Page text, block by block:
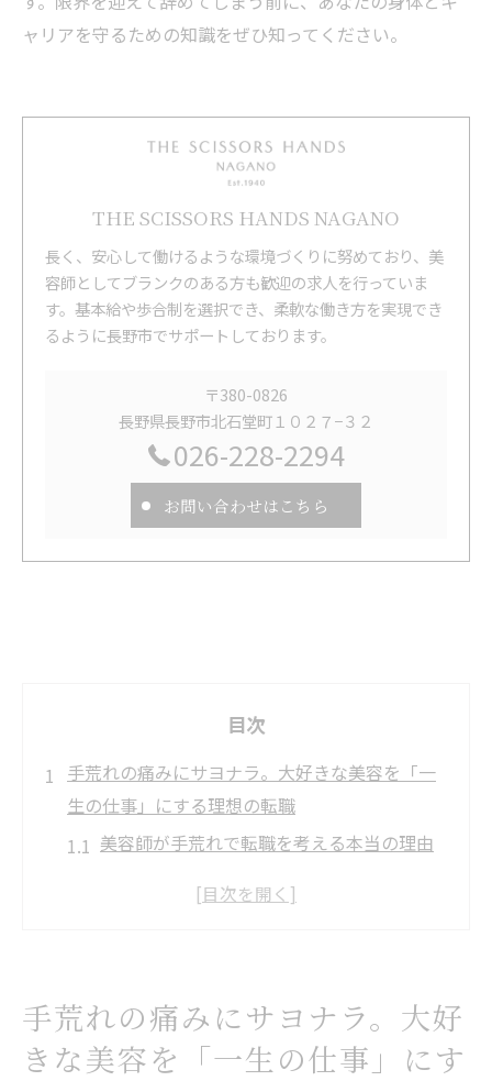
ャリアを守るための知識をぜひ知ってください。
THE SCISSORS HANDS NAGANO
長く、安心して働けるような環境づくりに努めており、美
容師としてブランクのある方も歓迎の求人を行っていま
す。基本給や歩合制を選択でき、柔軟な働き方を実現でき
るように長野市でサポートしております。
〒380-0826
長野県長野市北石堂町１０２７−３２
026-228-2294
お問い合わせはこちら
目次
手荒れの痛みにサヨナラ。大好きな美容を「一
生の仕事」にする理想の転職
美容師が手荒れで転職を考える本当の理由
求人選びで重視したい手荒れ対策のチェッ
境選びとは
美容師を辞めたい…手荒れを防ぐ転職先の
手荒れの痛みにサヨナラ。大好
きな美容を「一生の仕事」にす